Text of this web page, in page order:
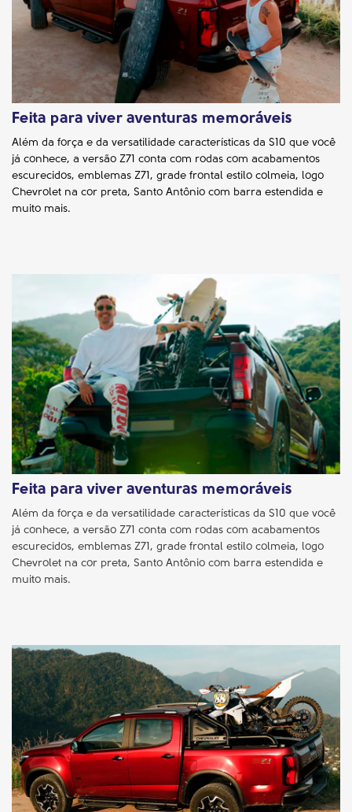
Feita para viver aventuras memoráveis
Além da força e da versatilidade características da S10 que você
já conhece, a versão Z71 conta com rodas com acabamentos
escurecidos, emblemas Z71, grade frontal estilo colmeia, logo
Chevrolet na cor preta, Santo Antônio com barra estendida e
muito mais.
Feita para viver aventuras memoráveis
Além da força e da versatilidade características da S10 que você
já conhece, a versão Z71 conta com rodas com acabamentos
escurecidos, emblemas Z71, grade frontal estilo colmeia, logo
Chevrolet na cor preta, Santo Antônio com barra estendida e
muito mais.